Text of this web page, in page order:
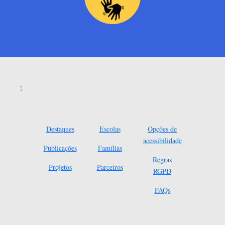
Destaques
Publicações
Projetos
Escolas
Famílias
Parceiros
Opções de
acessibilidade
Regras
RGPD
FAQs